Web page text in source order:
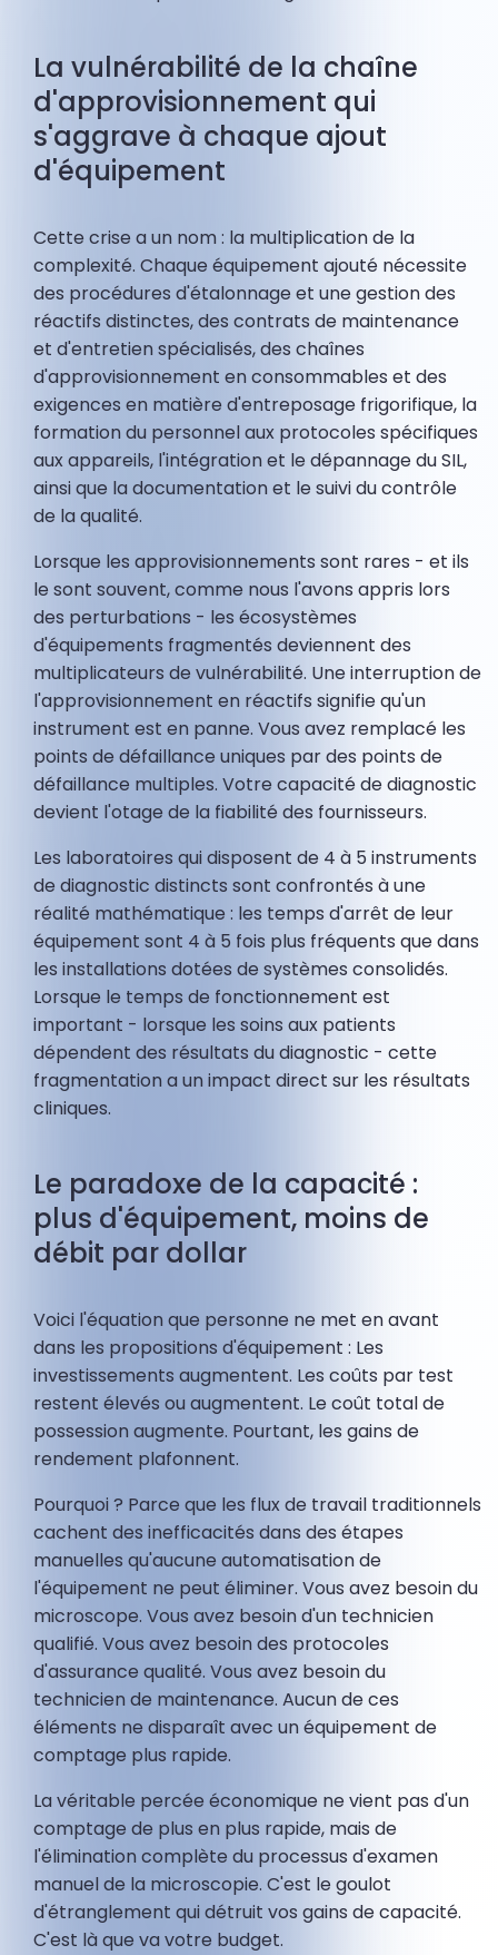
La vulnérabilité de la chaîne
d'approvisionnement qui
s'aggrave à chaque ajout
d'équipement
Cette crise a un nom : la multiplication de la
complexité. Chaque équipement ajouté nécessite
des procédures d'étalonnage et une gestion des
réactifs distinctes, des contrats de maintenance
et d'entretien spécialisés, des chaînes
d'approvisionnement en consommables et des
exigences en matière d'entreposage frigorifique, la
formation du personnel aux protocoles spécifiques
aux appareils, l'intégration et le dépannage du SIL,
ainsi que la documentation et le suivi du contrôle
de la qualité.
Lorsque les approvisionnements sont rares - et ils
le sont souvent, comme nous l'avons appris lors
des perturbations - les écosystèmes
d'équipements fragmentés deviennent des
multiplicateurs de vulnérabilité. Une interruption de
l'approvisionnement en réactifs signifie qu'un
instrument est en panne. Vous avez remplacé les
points de défaillance uniques par des points de
défaillance multiples. Votre capacité de diagnostic
devient l'otage de la fiabilité des fournisseurs.
Les laboratoires qui disposent de 4 à 5 instruments
de diagnostic distincts sont confrontés à une
réalité mathématique : les temps d'arrêt de leur
équipement sont 4 à 5 fois plus fréquents que dans
les installations dotées de systèmes consolidés.
Lorsque le temps de fonctionnement est
important - lorsque les soins aux patients
dépendent des résultats du diagnostic - cette
fragmentation a un impact direct sur les résultats
cliniques.
Le paradoxe de la capacité :
plus d'équipement, moins de
débit par dollar
Voici l'équation que personne ne met en avant
dans les propositions d'équipement : Les
investissements augmentent. Les coûts par test
restent élevés ou augmentent. Le coût total de
possession augmente. Pourtant, les gains de
rendement plafonnent.
Pourquoi ? Parce que les flux de travail traditionnels
cachent des inefficacités dans des étapes
manuelles qu'aucune automatisation de
l'équipement ne peut éliminer. Vous avez besoin du
microscope. Vous avez besoin d'un technicien
qualifié. Vous avez besoin des protocoles
d'assurance qualité. Vous avez besoin du
technicien de maintenance. Aucun de ces
éléments ne disparaît avec un équipement de
comptage plus rapide.
La véritable percée économique ne vient pas d'un
comptage de plus en plus rapide, mais de
l'élimination complète du processus d'examen
manuel de la microscopie. C'est le goulot
d'étranglement qui détruit vos gains de capacité.
C'est là que va votre budget.